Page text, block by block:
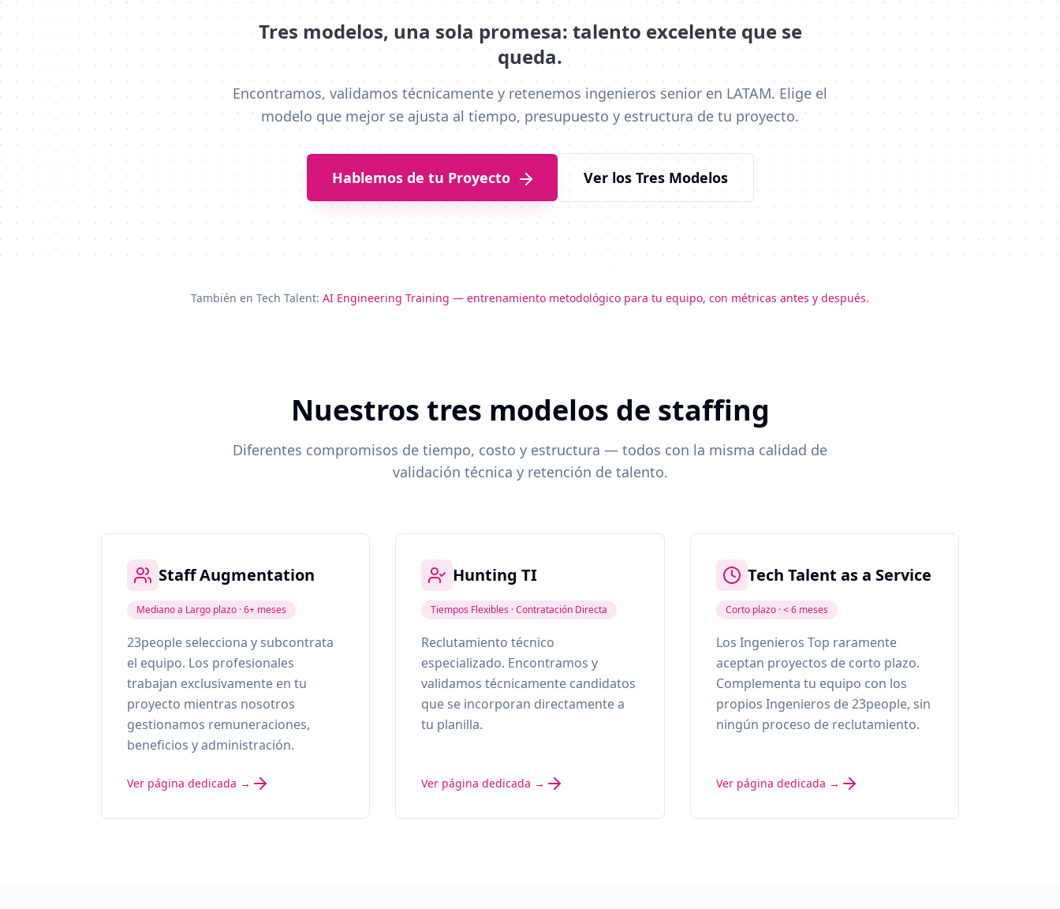
Tres modelos, una sola promesa: talento excelente que se
queda.
Encontramos, validamos técnicamente y retenemos ingenieros senior en LATAM. Elige el
modelo que mejor se ajusta al tiempo, presupuesto y estructura de tu proyecto.
Hablemos de tu Proyecto Ver los Tres Modelos
También en Tech Talent: AI Engineering Training — entrenamiento metodológico para tu equipo, con métricas antes y después.
Nuestros tres modelos de staffing
Diferentes compromisos de tiempo, costo y estructura — todos con la misma calidad de
validación técnica y retención de talento.
Staff Augmentation
Mediano a Largo plazo · 6+ meses
23people selecciona y subcontrata
el equipo. Los profesionales
trabajan exclusivamente en tu
proyecto mientras nosotros
gestionamos remuneraciones,
beneficios y administración.
Ver página dedicada →
Hunting TI
Tiempos Flexibles · Contratación Directa
Reclutamiento técnico
especializado. Encontramos y
validamos técnicamente candidatos
que se incorporan directamente a
tu planilla.
Ver página dedicada →
Tech Talent as a Service
Corto plazo · < 6 meses
Los Ingenieros Top raramente
aceptan proyectos de corto plazo.
Complementa tu equipo con los
propios Ingenieros de 23people, sin
ningún proceso de reclutamiento.
Ver página dedicada →